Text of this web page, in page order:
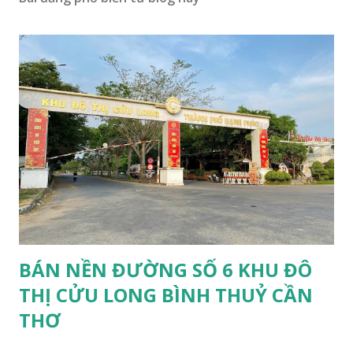
BÁN NỀN ĐƯỜNG SỐ 6 KHU ĐÔ
THỊ CỬU LONG BÌNH THUỶ CẦN
THƠ